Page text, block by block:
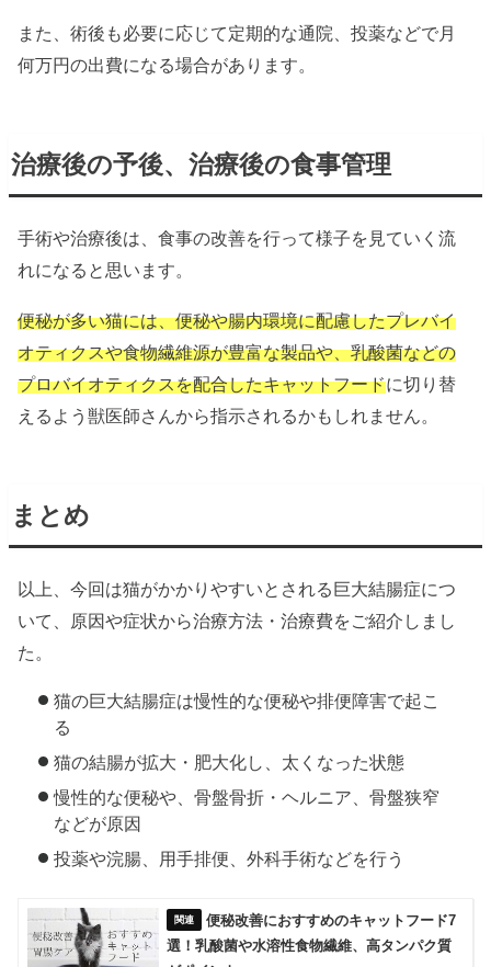
また、術後も必要に応じて定期的な通院、投薬などで月
何万円の出費になる場合があります。
治療後の予後、治療後の食事管理
手術や治療後は、食事の改善を行って様子を見ていく流
れになると思います。
便秘が多い猫には、便秘や腸内環境に配慮したプレバイ
オティクスや食物繊維源が豊富な製品や、乳酸菌などの
プロバイオティクスを配合したキャットフードに切り替
えるよう獣医師さんから指示されるかもしれません。
まとめ
以上、今回は猫がかかりやすいとされる巨大結腸症につ
いて、原因や症状から治療方法・治療費をご紹介しまし
た。
猫の巨大結腸症は慢性的な便秘や排便障害で起こ
る
猫の結腸が拡大・肥大化し、太くなった状態
慢性的な便秘や、骨盤骨折・ヘルニア、骨盤狭窄
などが原因
投薬や浣腸、用手排便、外科手術などを行う
便秘改善におすすめのキャットフード7
選！乳酸菌や水溶性食物繊維、高タンパク質